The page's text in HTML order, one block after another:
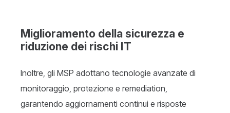
Miglioramento della sicurezza e
riduzione dei rischi IT
Inoltre, gli MSP adottano tecnologie avanzate di
monitoraggio, protezione e remediation,
garantendo aggiornamenti continui e risposte